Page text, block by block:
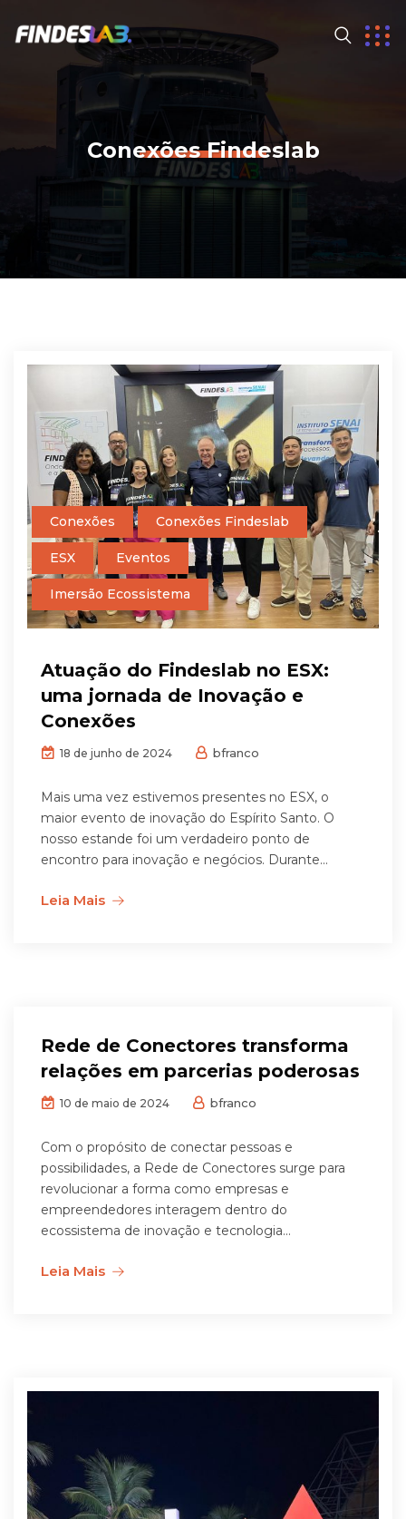
Conexões Findeslab
Conexões Conexões Findeslab
ESX Eventos
Imersão Ecossistema
Atuação do Findeslab no ESX:
uma jornada de Inovação e
Conexões
18 de junho de 2024 bfranco
Mais uma vez estivemos presentes no ESX, o
maior evento de inovação do Espírito Santo. O
nosso estande foi um verdadeiro ponto de
encontro para inovação e negócios. Durante...
Leia Mais
Rede de Conectores transforma
relações em parcerias poderosas
10 de maio de 2024 bfranco
Com o propósito de conectar pessoas e
possibilidades, a Rede de Conectores surge para
revolucionar a forma como empresas e
empreendedores interagem dentro do
ecossistema de inovação e tecnologia...
Leia Mais